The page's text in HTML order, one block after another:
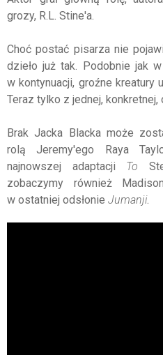
grozy, R.L. Stine'a.
Choć postać pisarza nie
dzieło już tak. Podobnie jak
w kontynuacji, groźne kreatury
Teraz tylko z jednej, konkretnej,
Brak Jacka Blacka może
rolą Jeremy'ego Raya
najnowszej adaptacji To
zobaczymy również
w ostatniej odsłonie Jumanji.